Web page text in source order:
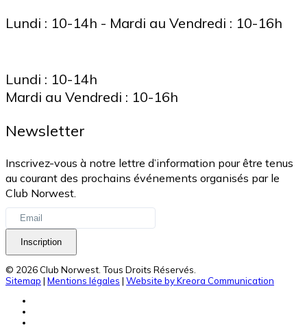
Lundi : 10-14h - Mardi au Vendredi : 10-16h
Lundi : 10-14h
Mardi au Vendredi : 10-16h
Newsletter
Inscrivez-vous à notre lettre d’information pour être tenus
au courant des prochains événements organisés par le
Club Norwest.
Inscription
© 2026 Club Norwest. Tous Droits Réservés.
Sitemap | Mentions légales | Website by Kreora Communication